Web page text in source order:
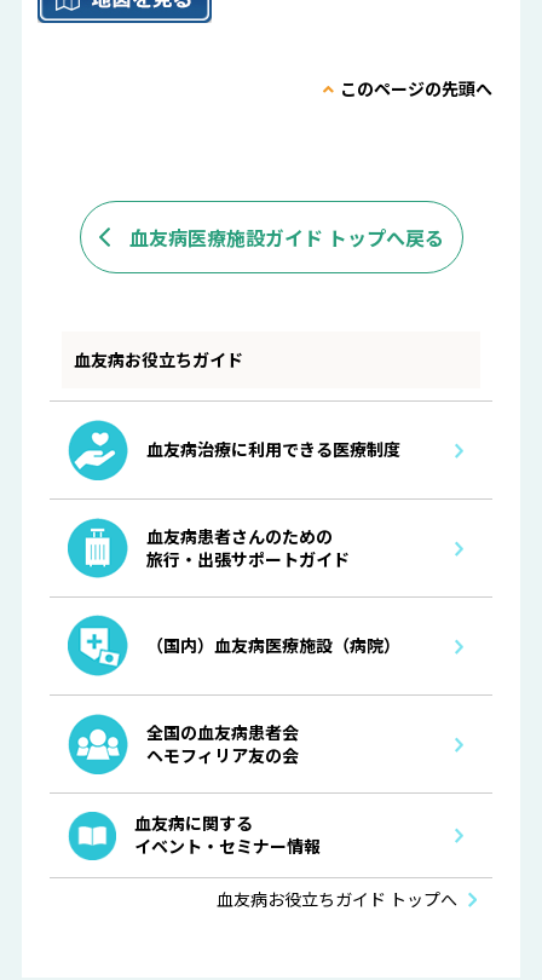
このページの先頭へ
血友病医療施設ガイド トップへ戻る
血友病お役立ちガイド
血友病治療に利用できる医療制度
血友病患者さんのための
旅行・出張サポートガイド
（国内）血友病医療施設（病院）
全国の血友病患者会
ヘモフィリア友の会
血友病に関する
イベント・セミナー情報
血友病お役立ちガイド トップへ